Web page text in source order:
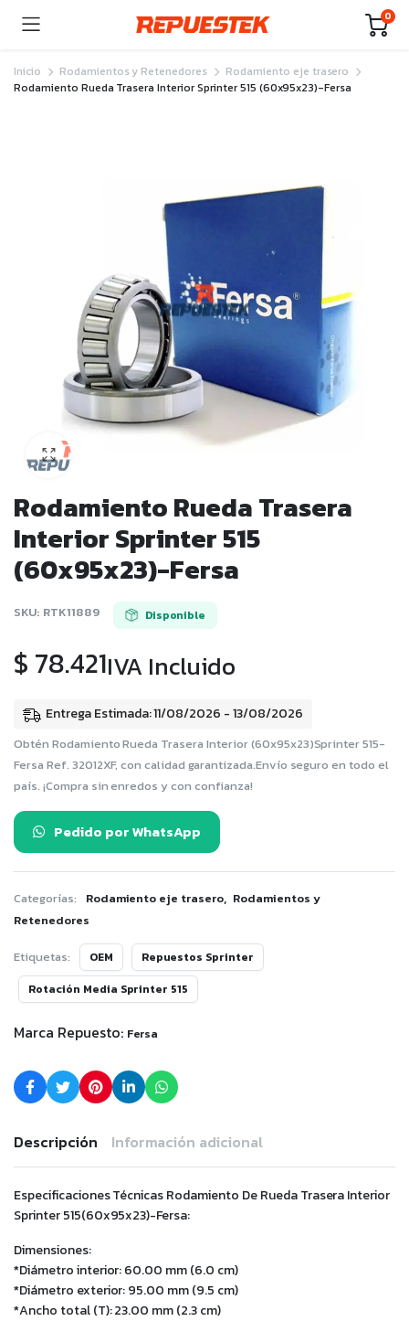
0
Inicio Rodamientos y Retenedores
Rodamiento eje trasero
Rodamiento Rueda Trasera Interior Sprinter 515 (60x95x23)-Fersa
Rodamiento Rueda Trasera
Interior Sprinter 515
(60x95x23)-Fersa
SKU: RTK11889 Disponible
$ 78.421IVA Incluido
Entrega Estimada: 11/08/2026 - 13/08/2026
Obtén Rodamiento Rueda Trasera Interior (60x95x23)Sprinter 515-
Fersa Ref. 32012XF, con calidad garantizada.Envío seguro en todo el
país. ¡Compra sin enredos y con confianza!
Pedido por WhatsApp
Categorías: Rodamiento eje trasero, Rodamientos y
Retenedores
Etiquetas: OEM
Repuestos Sprinter
Rotación Media Sprinter 515
Marca Repuesto: Fersa
Descripción Información adicional
Especificaciones Técnicas Rodamiento De Rueda Trasera Interior
Sprinter 515(60x95x23)-Fersa:
Dimensiones:
*Diámetro interior: 60.00 mm (6.0 cm)
*Diámetro exterior: 95.00 mm (9.5 cm)
*Ancho total (T): 23.00 mm (2.3 cm)